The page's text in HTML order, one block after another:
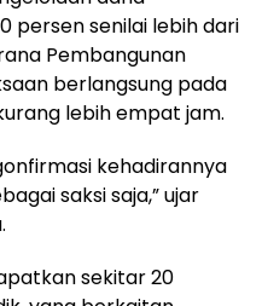
persen senilai lebih dari
Pembangunan
berlangsung pada
lebih empat jam.
kehadirannya
saksi saja,” ujar
sekitar 20